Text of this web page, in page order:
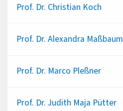
Prof. Dr. Christian Koch
Prof. Dr. Alexandra Maßbaum
Prof. Dr. Marco Pleßner
Prof. Dr. Judith Maja Pütter